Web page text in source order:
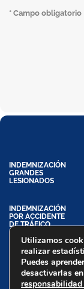
* Campo obligatorio
INDEMNIZACIÓN
GRANDES
LESIONADOS
INDEMNIZACIÓN
POR ACCIDENTE
DE TRÁFICO
Aviso Legal
Utilizamos
realizar
Puedes
desactivarlas